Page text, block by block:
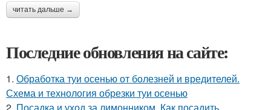
читать дальше →
Последние обновления на сайте:
1. Обработка туи осенью от болезней и вредителей.
Схема и технология обрезки туи осенью
2. Посадка и уход за лимонником. Как посадить